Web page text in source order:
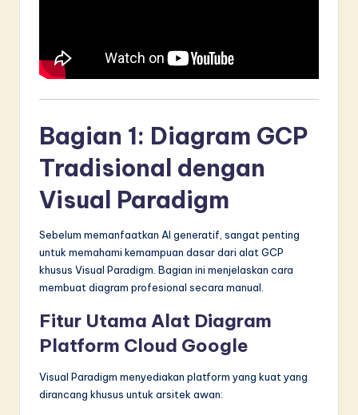
o
ti
o
Bagian 1: Diagram GCP
Tradisional dengan
Visual Paradigm
Sebelum memanfaatkan AI generatif, sangat penting
untuk memahami kemampuan dasar dari alat GCP
khusus Visual Paradigm. Bagian ini menjelaskan cara
membuat diagram profesional secara manual.
Fitur Utama Alat Diagram
Platform Cloud Google
Visual Paradigm menyediakan platform yang kuat yang
dirancang khusus untuk arsitek awan: